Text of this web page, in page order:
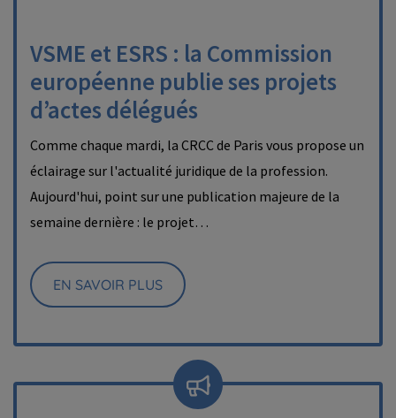
VSME et ESRS : la Commission
européenne publie ses projets
d’actes délégués
Comme chaque mardi, la CRCC de Paris vous propose un
éclairage sur l'actualité juridique de la profession.
Aujourd'hui, point sur une publication majeure de la
semaine dernière : le projet…
EN SAVOIR PLUS